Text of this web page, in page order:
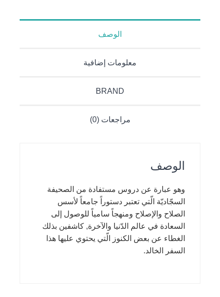
الوصف
معلومات إضافية
BRAND
مراجعات (0)
الوصف
وهو عبارة عن دروس مستفادة من الصحيفة
السجّاديّة الّتي تعتبر دستوراً جامعاً لأسس
الصلاح والإصلاح ومنهجاً سامياً للوصول إلى
السعادة في عالم الدّنيا والآخرة, كاشفين بذلك
الغطاء عن بعض الكنوز الّتي يحتوي عليها هذا
السفر الخالد.